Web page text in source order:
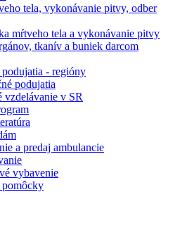
tela, vykonávanie pitvy, odber
mŕtveho tela a vykonávanie pitvy
tkanív a buniek darcom
- regióny
podujatia
vzdelávanie v SR
a predaj ambulancie
vybavenie